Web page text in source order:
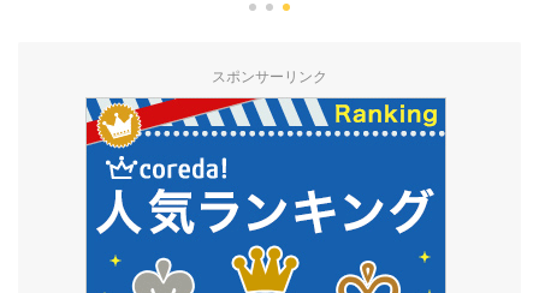
スポンサーリンク